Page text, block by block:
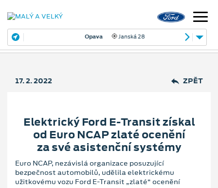
Janská 28
17. 2. 2022 ZPĚT
Elektrický Ford E-Transit získal
od Euro NCAP zlaté ocenění
za své asistenční systémy
Euro NCAP, nezávislá organizace posuzující
bezpečnost automobilů, udělila elektrickému
užitkovému vozu Ford E-Transit „zlaté“ ocenění